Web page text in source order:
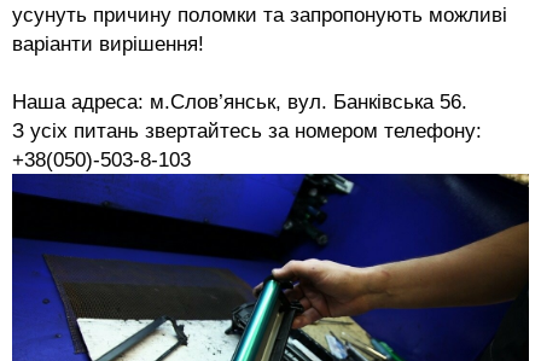
усунуть причину поломки та запропонують можливі
варіанти вирішення!
Наша адреса: м.Слов’янськ, вул. Банківська 56.
З усіх питань звертайтесь за номером телефону:
+38(050)-503-8-103